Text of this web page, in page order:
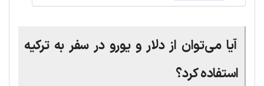
آیا می‌توان از دلار و یورو در سفر به ترکیه
استفاده کرد؟